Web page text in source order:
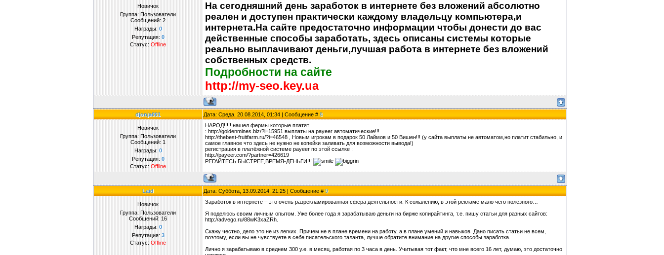
Новичок
Группа: Пользователи
Сообщений: 2
Награды: 0
Репутация: 0
Статус: Offline
На сегодняшний день заработок в интернете без вложений абсолютно
реален и доступен практически каждому владельцу компьютера,и
интернета.На сайте предостаточно информации чтобы донести до вас
действенные способы заработать, здесь описаны системы которые
реально выплачивают деньги,лучшая работа в интернете без вложений
собственных средств.
Подробности на сайте
http://my-seo.key.ua
djonja001 Дата: Среда, 20.08.2014, 01:34 | Сообщение # 8
Новичок
Группа: Пользователи
Сообщений: 1
Награды: 0
Репутация: 0
Статус: Offline
НАРОД!!!!! нашел фермы которые платят
: http://goldenmines.biz/?i=15951 выплаты на payeer автоматические!!!
http://thebest-fruitfarm.ru/?i=46548 , Новым игрокам в подарок 50 Лаймов и 50 Вишен!!! (у сайта выплаты не автоматом,но платит стабильно, и
самое главное что здесь не нужно не копейки заливать для возможности вывода!)
регистрация в платёжной системе payeer по этой ссылке :
http://payeer.com/?partner=426619
РЕГАЙТЕСЬ БЫСТРЕЕ,ВРЕМЯ-ДЕНЬГИ!!!
Laid Дата: Суббота, 13.09.2014, 21:25 | Сообщение # 9
Новичок
Группа: Пользователи
Сообщений: 16
Награды: 0
Репутация: 3
Статус: Offline
Заработок в интернете – это очень разрекламированная сфера деятельности. К сожалению, в этой рекламе мало чего полезного…
Я поделюсь своим личным опытом. Уже более года я зарабатываю деньги на бирже копирайтинга, т.е. пишу статьи для разных сайтов:
http://advego.ru/88wK3xaZRh.
Скажу честно, дело это не из легких. Причем не в плане времени на работу, а в плане умений и навыков. Дано писать статьи не всем,
поэтому, если вы не чувствуете в себе писательского таланта, лучше обратите внимание на другие способы заработка.
Лично я зарабатываю в среднем 300 у.е. в месяц, работая по 3 часа в день. Учитывая тот факт, что мне всего 16 лет, думаю, это достаточно